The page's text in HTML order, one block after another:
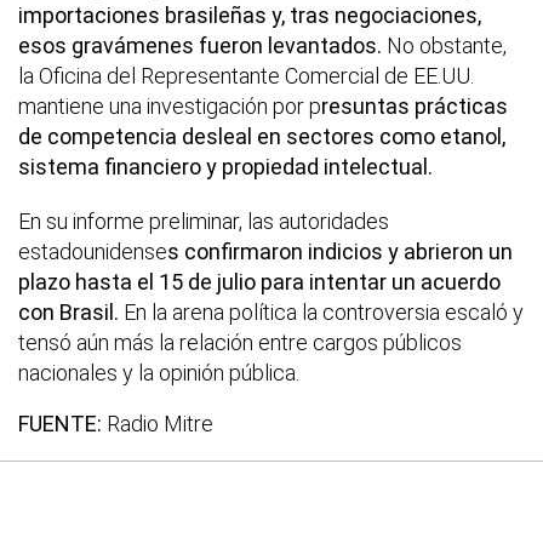
importaciones brasileñas y, tras negociaciones,
esos gravámenes fueron levantados. No obstante,
la Oficina del Representante Comercial de EE.UU.
mantiene una investigación por presuntas prácticas
de competencia desleal en sectores como etanol,
sistema financiero y propiedad intelectual.
En su informe preliminar, las autoridades
estadounidenses confirmaron indicios y abrieron un
plazo hasta el 15 de julio para intentar un acuerdo
con Brasil. En la arena política la controversia escaló y
tensó aún más la relación entre cargos públicos
nacionales y la opinión pública.
FUENTE: Radio Mitre